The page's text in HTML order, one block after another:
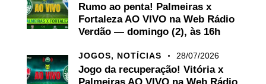
Rumo ao penta! Palmeiras x
Fortaleza AO VIVO na Web Rádio
Verdão — domingo (2), às 16h
JOGOS, NOTÍCIAS 28/07/2026
Jogo da recuperação! Vitória x